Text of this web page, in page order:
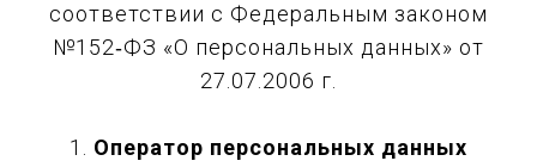
соответствии с Федеральным законом
№152‑ФЗ «О персональных данных» от
27.07.2006 г.
1.
Оператор персональных данных